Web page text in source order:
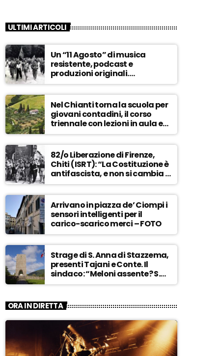
ULTIMI ARTICOLI
Un “11 Agosto” di musica
resistente, podcast e
produzioni originali.
Novaradio festeggia in onda
la Liberazione di Firenze
Nel Chianti torna la scuola per
giovani contadini, il corso
triennale con lezioni in aula e
tra i campi – ASCOLTA
82/o Liberazione di Firenze,
Chiti (ISRT): “La Costituzione è
antifascista, e non si cambia a
maggioranza” – ASCOLTA
Arrivano in piazza de’ Ciompi i
sensori intelligenti per il
carico-scarico merci – FOTO
Strage di S. Anna di Stazzema,
presenti Tajani e Conte. Il
sindaco: “Meloni assente? S.
Anna aperta tutto l’anno…” –
ORA IN DIRETTA